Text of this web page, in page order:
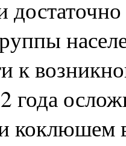
к
года
коклюшем